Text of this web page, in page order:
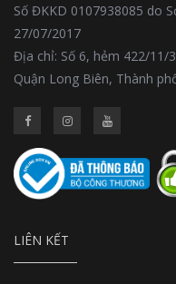
Số ĐKKD 0107938085 do
27/07/2017
Địa chỉ: Số 6, hẻm 422/11/
Quận Long Biên, Thành
LIÊN KẾT